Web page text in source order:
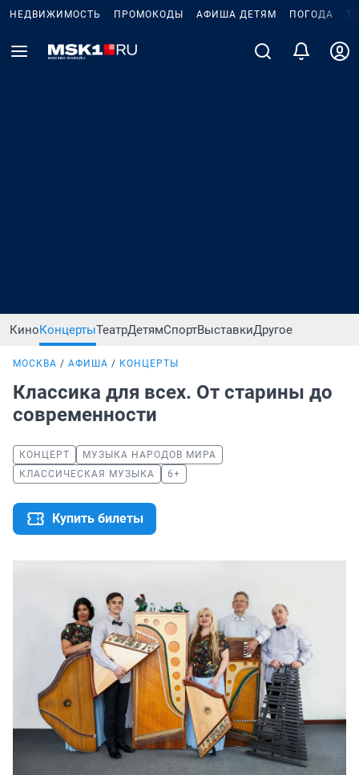
НЕДВИЖИМОСТЬ ПРОМОКОДЫ АФИША ДЕТЯМ ПОГОДА
КиноКонцертыТеатрДетямСпортВыставкиДругое
МОСКВА АФИША КОНЦЕРТЫ
Классика для всех. От старины до
современности
КОНЦЕРТ
МУЗЫКА НАРОДОВ МИРА
КЛАССИЧЕСКАЯ МУЗЫКА
6+
Купить билеты